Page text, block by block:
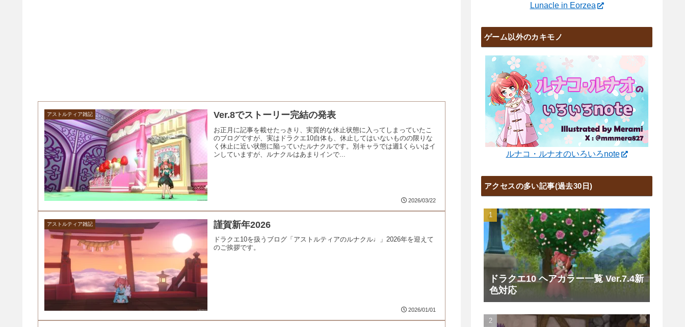
アストルティア雑記 Ver.8でストーリー完結の発表
お正月に記事を載せたっきり、実質的な休止状態に入ってしまっていたこ
のブログですが、実はドラクエ10自体も、休止してはいないものの限りな
く休止に近い状態に陥っていたルナクルです。別キャラでは週1くらいはイ
ンしていますが、ルナクルはあまりインで...
2026/03/22
アストルティア雑記 謹賀新年2026
ドラクエ10を扱うブログ「アストルティアのルナクル♩」2026年を迎えて
のご挨拶です。
2026/01/01
Lunacle in Eorzea
ゲーム以外のカキモノ
ルナコ・ルナオのいろいろnote
アクセスの多い記事(過去30日)
ドラクエ10 ヘアカラー一覧 Ver.7.4新
色対応